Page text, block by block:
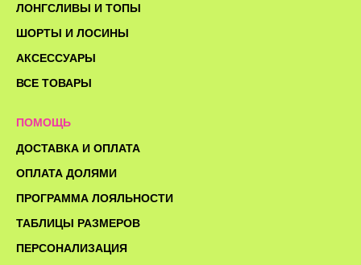
ПОМОЩЬ
ЛОНГСЛИВЫ И ТОПЫ
ШОРТЫ И ЛОСИНЫ
АКСЕССУАРЫ
ВСЕ ТОВАРЫ
ДОСТАВКА И ОПЛАТА
ОПЛАТА ДОЛЯМИ
ТАБЛИЦЫ РАЗМЕРОВ
ПРОГРАММА ЛОЯЛЬНОСТИ
ПЕРСОНАЛИЗАЦИЯ